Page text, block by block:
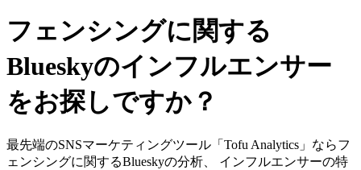
フェンシングに関する
Blueskyのインフルエンサー
をお探しですか？
最先端のSNSマーケティングツール「Tofu Analytics」ならフ
ェンシングに関するBlueskyの分析、 インフルエンサーの特